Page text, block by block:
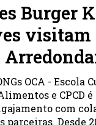
Burger
visitam
OCA - Escola
e CPCD
com
parceiras. Desde